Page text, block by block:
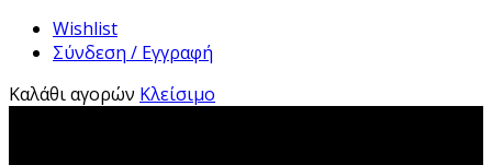
Wishlist
Σύνδεση / Εγγραφή
Καλάθι αγορών Κλείσιμο